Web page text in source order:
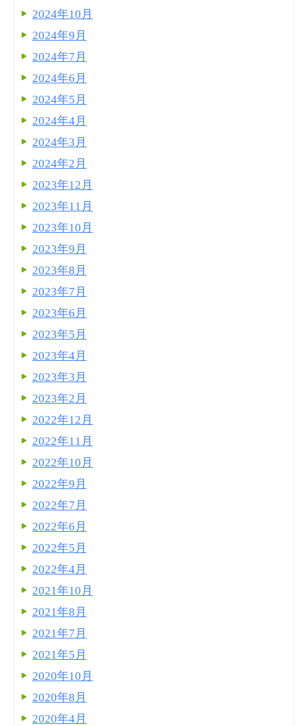
2024年10月
2024年9月
2024年7月
2024年6月
2024年5月
2024年4月
2024年3月
2024年2月
2023年12月
2023年11月
2023年10月
2023年9月
2023年8月
2023年7月
2023年6月
2023年5月
2023年4月
2023年3月
2023年2月
2022年12月
2022年11月
2022年10月
2022年9月
2022年7月
2022年6月
2022年5月
2022年4月
2021年10月
2021年8月
2021年7月
2021年5月
2020年10月
2020年8月
2020年4月